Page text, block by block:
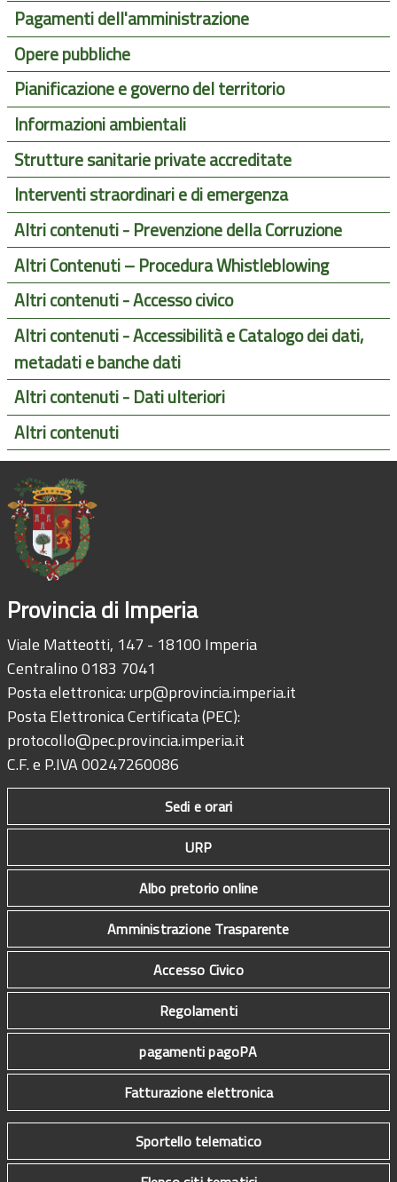
Pagamenti dell'amministrazione
Opere pubbliche
Pianificazione e governo del territorio
Informazioni ambientali
Strutture sanitarie private accreditate
Interventi straordinari e di emergenza
Altri contenuti - Prevenzione della Corruzione
Altri Contenuti – Procedura Whistleblowing
Altri contenuti - Accesso civico
Altri contenuti - Accessibilità e Catalogo dei dati,
metadati e banche dati
Altri contenuti - Dati ulteriori
Altri contenuti
Provincia di Imperia
Viale Matteotti, 147 - 18100 Imperia
Centralino 0183 7041
Posta elettronica:urp@provincia.imperia.it
Posta Elettronica Certificata (PEC):
protocollo@pec.provincia.imperia.it
C.F. e P.IVA 00247260086
Sedi e orari
URP
Albo pretorio online
Amministrazione Trasparente
Accesso Civico
Regolamenti
pagamenti pagoPA
Fatturazione elettronica
Sportello telematico